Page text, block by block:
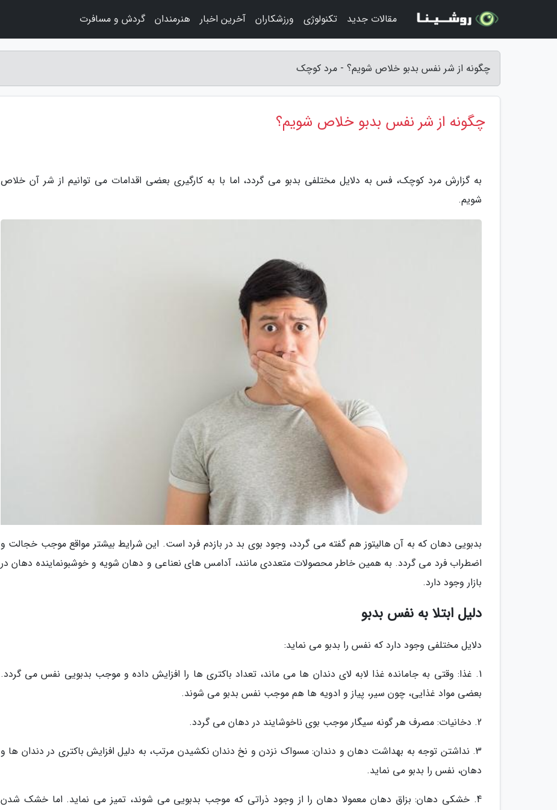
چگونه از شر نفس بدبو خلاص شویم؟ - مرد کوچک
چگونه از شر نفس بدبو خلاص شویم؟
به گزارش مرد کوچک، فس به دلایل مختلفی بدبو می گردد، اما با به کارگیری بعضی اقدامات می توانیم از شر آن خلاص
شویم.
بدبویی دهان که به آن هالیتوز هم گفته می گردد، وجود بوی بد در بازدم فرد است. این شرایط بیشتر مواقع موجب خجالت و
اضطراب فرد می گردد. به همین خاطر محصولات متعددی مانند، آدامس های نعناعی و دهان شویه و خوشبونماینده دهان در
بازار وجود دارد.
دلیل ابتلا به نفس بدبو
دلایل مختلفی وجود دارد که نفس را بدبو می نماید:
1. غذا: وقتی به جامانده غذا لابه لای دندان ها می ماند، تعداد باکتری ها را افزایش داده و موجب بدبویی نفس می گردد.
بعضی مواد غذایی، چون سیر، پیاز و ادویه ها هم موجب نفس بدبو می شوند.
2. دخانیات: مصرف هر گونه سیگار موجب بوی ناخوشایند در دهان می گردد.
3. نداشتن توجه به بهداشت دهان و دندان: مسواک نزدن و نخ دندان نکشیدن مرتب، به دلیل افزایش باکتری در دندان ها و
دهان، نفس را بدبو می نماید.
4. خشکی دهان: بزاق دهان معمولا دهان را از وجود ذراتی که موجب بدبویی می شوند، تمیز می نماید. اما خشک شدن
مقالات جدید تکنولوژی ورزشکاران آخرین اخبار هنرمندان گردش و مسافرت